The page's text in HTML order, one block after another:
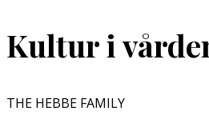
Kultur i
THE HEBBE FAMILY